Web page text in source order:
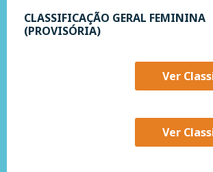
CLASSIFICAÇÃO GERAL FEMININA
(PROVISÓRIA)
Ver
Ver